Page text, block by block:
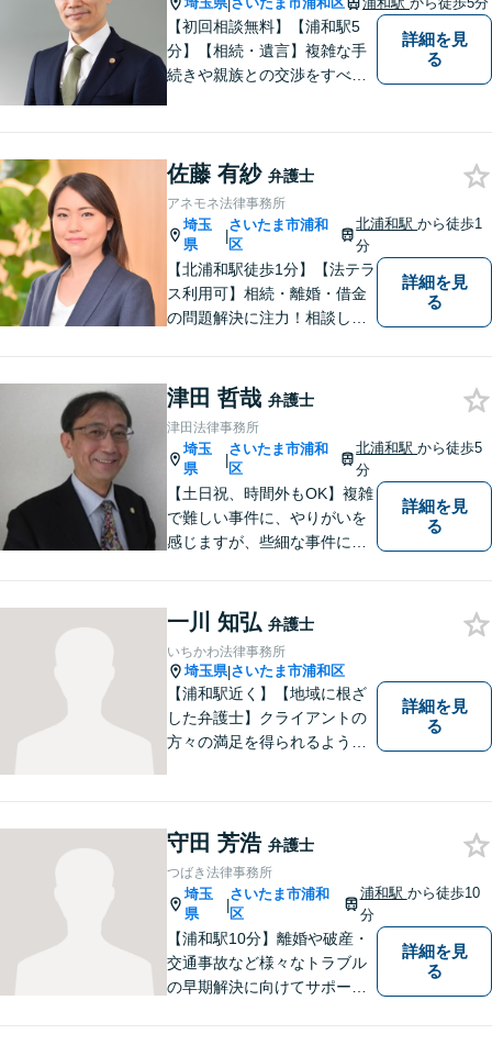
|
【初回相談無料】【浦和駅5
分】【相続・遺言】複雑な手
続きや親族との交渉をすべて
務】ビジネスの経験を活かし
現実的なサポートを提供【夜
間休日対応可】
詳細を見
る
佐藤 有紗 弁護士
アネモネ法律事務所
埼玉
県
|
さいたま市浦和
区
北浦和駅から徒歩1
分
【北浦和駅徒歩1分】【法テラ
ス利用可】相続・離婚・借金
の問題解決に注力！相談して
具体的なアドバイスを行うよ
う心がけております。 新たな
人生の第一歩を全力でサポー
トいたしますので、ぜひご相
談ください。
詳細を見
る
津田 哲哉 弁護士
津田法律事務所
埼玉
県
|
さいたま市浦和
区
北浦和駅から徒歩5
分
【土日祝、時間外もOK】複雑
で難しい事件に、やりがいを
感じますが、些細な事件にも
会社経営、経理・税務などに
も詳しく、きめ細かく対応致
します。刑事事件にも力を入
れています。
詳細を見
る
一川 知弘 弁護士
いちかわ法律事務所
埼玉県|さいたま市浦和区
【浦和駅近く】【地域に根ざ
した弁護士】クライアントの
方々の満足を得られるよう最
応可能。【明確な料金体系】
法律トラブルでお悩みの方
は、どうぞお気軽にご相談く
ださい。
詳細を見
る
守田 芳浩 弁護士
つばき法律事務所
埼玉
県
|
さいたま市浦和
区
浦和駅 から徒歩10
分
【浦和駅10分】離婚や破産・
交通事故など様々なトラブル
の早期解決に向けてサポート
詳細を見
る